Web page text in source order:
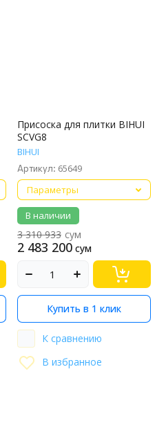
Присоска для плитки BIHUI
SCVG8
BIHUI
Артикул: 65649
Параметры
В наличии
3 310 933 сум
2 483 200 сум
Купить в 1 клик
К сравнению
В избранное